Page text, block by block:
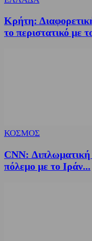
Κρήτη:
το περιστατικό με
ΚΟΣΜΟΣ
CNN:
πόλεμο με το Ιράν...